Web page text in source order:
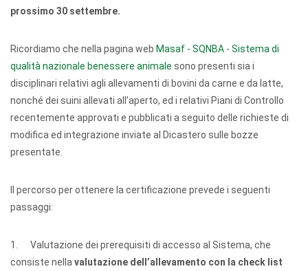
prossimo 30 settembre.
Ricordiamo che nella pagina web Masaf - SQNBA - Sistema di
qualità nazionale benessere animale sono presenti sia i
disciplinari relativi agli allevamenti di bovini da carne e da latte,
nonché dei suini allevati all’aperto, ed i relativi Piani di Controllo
recentemente approvati e pubblicati a seguito delle richieste di
modifica ed integrazione inviate al Dicastero sulle bozze
presentate.
Il percorso per ottenere la certificazione prevede i seguenti
passaggi:
1. Valutazione dei prerequisiti di accesso al Sistema, che
consiste nella valutazione dell’allevamento con la check list